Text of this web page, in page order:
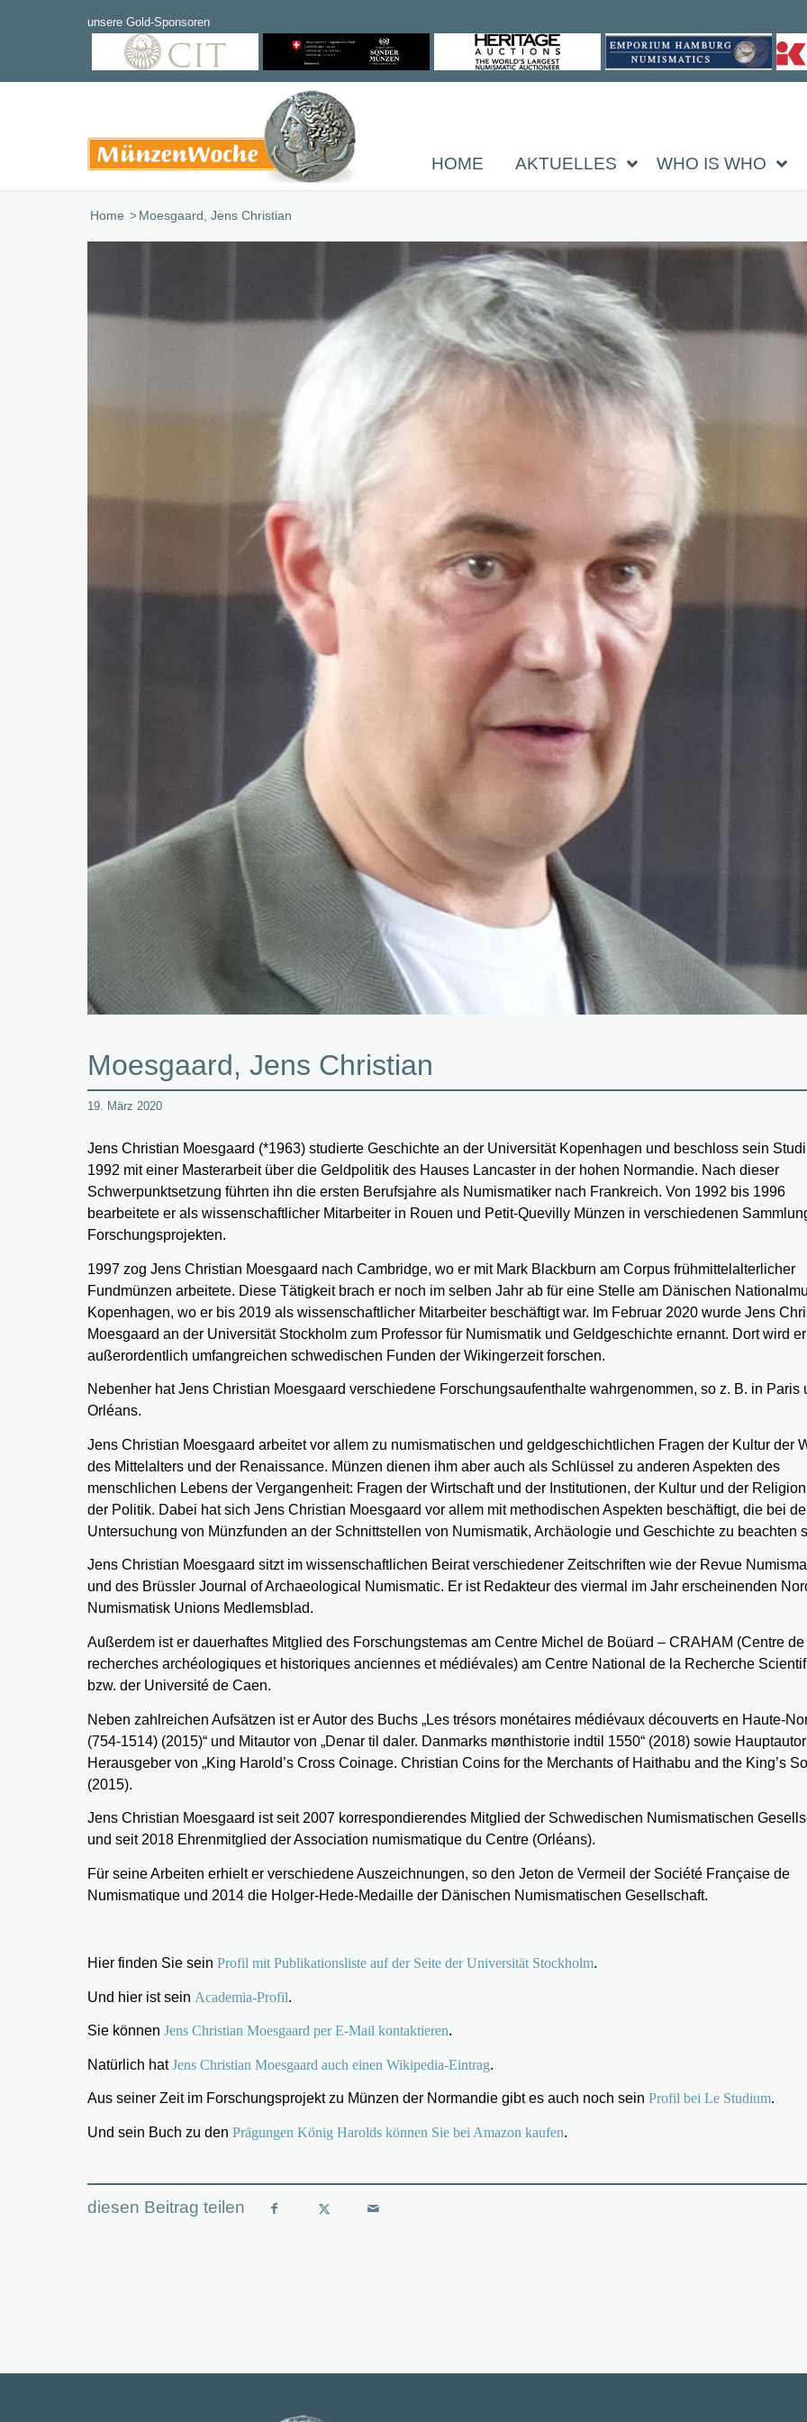
HOME AKTUELLES WHO IS WHO
Home /Moesgaard, Jens Christian
Moesgaard, Jens Christian
19. März 2020
Jens Christian Moesgaard (*1963) studierte Geschichte an der Universität Kopenhagen und beschloss sein
1992 mit einer Masterarbeit über die Geldpolitik des Hauses Lancaster in der hohen Normandie. Nach dieser
Schwerpunktsetzung führten ihn die ersten Berufsjahre als Numismatiker nach Frankreich. Von 1992 bis 1996
bearbeitete er als wissenschaftlicher Mitarbeiter in Rouen und Petit-Quevilly Münzen in verschiedenen
Forschungsprojekten.
1997 zog Jens Christian Moesgaard nach Cambridge, wo er mit Mark Blackburn am Corpus frühmittelalterlicher
Fundmünzen arbeitete. Diese Tätigkeit brach er noch im selben Jahr ab für eine Stelle am Dänischen
Kopenhagen, wo er bis 2019 als wissenschaftlicher Mitarbeiter beschäftigt war. Im Februar 2020 wurde Jens
Moesgaard an der Universität Stockholm zum Professor für Numismatik und Geldgeschichte ernannt. Dort wird
außerordentlich umfangreichen schwedischen Funden der Wikingerzeit forschen.
Nebenher hat Jens Christian Moesgaard verschiedene Forschungsaufenthalte wahrgenommen, so z. B. in Paris
Orléans.
Jens Christian Moesgaard arbeitet vor allem zu numismatischen und geldgeschichtlichen Fragen der Kultur der
des Mittelalters und der Renaissance. Münzen dienen ihm aber auch als Schlüssel zu anderen Aspekten des
menschlichen Lebens der Vergangenheit: Fragen der Wirtschaft und der Institutionen, der Kultur und der
der Politik. Dabei hat sich Jens Christian Moesgaard vor allem mit methodischen Aspekten beschäftigt, die bei
Untersuchung von Münzfunden an der Schnittstellen von Numismatik, Archäologie und Geschichte zu beachten
Jens Christian Moesgaard sitzt im wissenschaftlichen Beirat verschiedener Zeitschriften wie der Revue
und des Brüssler Journal of Archaeological Numismatic. Er ist Redakteur des viermal im Jahr erscheinenden
Numismatisk Unions Medlemsblad.
Außerdem ist er dauerhaftes Mitglied des Forschungstemas am Centre Michel de Boüard – CRAHAM (Centre de
recherches archéologiques et historiques anciennes et médiévales) am Centre National de la Recherche
bzw. der Université de Caen.
Neben zahlreichen Aufsätzen ist er Autor des Buchs „Les trésors monétaires médiévaux découverts en Haute-
(754-1514) (2015)“ und Mitautor von „Denar til daler. Danmarks mønthistorie indtil 1550“ (2018) sowie
Herausgeber von „King Harold’s Cross Coinage. Christian Coins for the Merchants of Haithabu and the King’s
(2015).
Jens Christian Moesgaard ist seit 2007 korrespondierendes Mitglied der Schwedischen Numismatischen
und seit 2018 Ehrenmitglied der Association numismatique du Centre (Orléans).
Für seine Arbeiten erhielt er verschiedene Auszeichnungen, so den Jeton de Vermeil der Société Française de
Numismatique und 2014 die Holger-Hede-Medaille der Dänischen Numismatischen Gesellschaft.
Hier finden Sie sein Profil mit Publikationsliste auf der Seite der Universität Stockholm.
Und hier ist sein Academia-Profil.
Sie können Jens Christian Moesgaard per E-Mail kontaktieren.
Natürlich hatJens Christian Moesgaard auch einen Wikipedia-Eintrag.
Aus seiner Zeit im Forschungsprojekt zu Münzen der Normandie gibt es auch noch sein Profil bei Le Studium.
Und sein Buch zu den Prägungen König Harolds können Sie bei Amazon kaufen.